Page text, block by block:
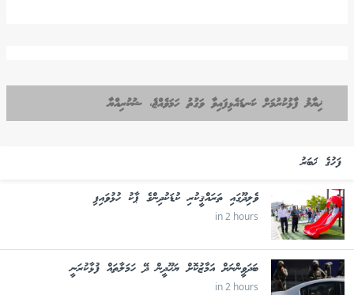
ޚިޔާލު ފާޅުކުރުމަށް ކަނޑައެޅިފައިވާ ވަގުތު ހަމަވެއްޖެ، ޝުކުރިއްޔާ
ފަހުގެ ޚަބަރު
ވެލިދޫގައި ތަރައްޤީކުރި ކުޑަކުދިންގެ ޕާކު ހުޅުވައިފި
in 2 hours
ބަދަވީންނަށް އަމާޒުކޮށް ޔަހޫދީން ދޭ ހަމަލާތައް ފުޅާކުރަނީ
in 2 hours